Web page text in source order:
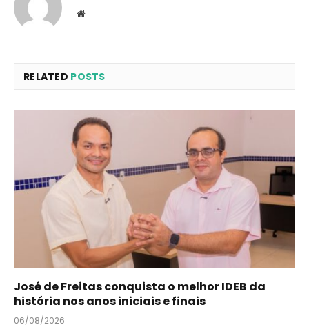
Website
RELATED POSTS
José de Freitas conquista o melhor IDEB da
história nos anos iniciais e finais
06/08/2026